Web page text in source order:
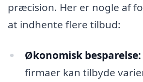
præcision. Her er nogle af
at indhente flere tilbud:
Økonomisk besparelse:
firmaer kan tilbyde